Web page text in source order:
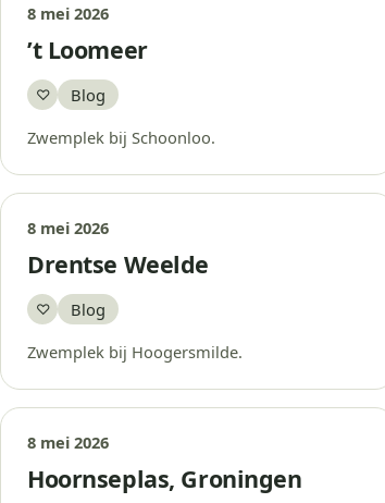
8 mei 2026
’t Loomeer
♡
Bewaar
Blog
Zwemplek bij Schoonloo.
8 mei 2026
Drentse Weelde
♡
Bewaar
Blog
Zwemplek bij Hoogersmilde.
8 mei 2026
Hoornseplas, Groningen